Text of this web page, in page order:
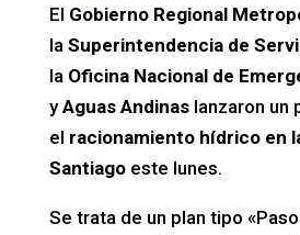
El Gobierno Regional
la Superintendencia de
la Oficina Nacional de
yAguas Andinaslanzaron un
el racionamiento hídrico en
Santiagoeste lunes.
Se trata de un plan tipo